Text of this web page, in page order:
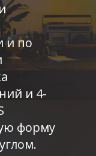
и по
и 4-
форму